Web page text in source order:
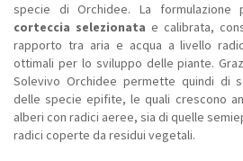
specie di Orchidee. La formulazione
corteccia selezionata e calibrata,
rapporto tra aria e acqua a livello
ottimali per lo sviluppo delle piante.
Solevivo Orchidee permette quindi di
delle specie epifite, le quali crescono
alberi con radici aeree, sia di quelle
radici coperte da residui vegetali.